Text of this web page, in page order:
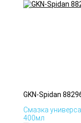
GKN-Spidan
Смазка
400мл